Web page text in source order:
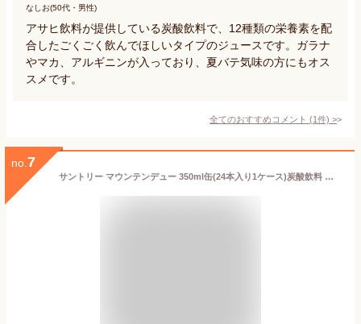
なしお(50代・男性)
アサヒ飲料が提供している炭酸飲料で、12種類の栄養素を配
合したごくごく飲んでほしいタイプのジュースです。ガラナ
やマカ、アルギニンが入っており、夏バテ気味の方にもオス
スメです。
全てのおすすめコメント (1件) >
no. 7
サントリー マウンテンデュー 350ml缶(24本入り1ケース)炭酸飲料 シトラス【2ケースまでしか同梱不可】※ご注文いただいてから3日〜14日の間に発送いたします。/st/